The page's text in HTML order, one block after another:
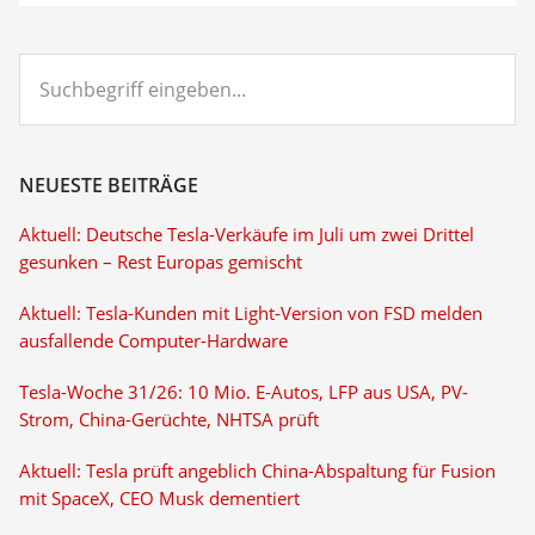
eingeben...
NEUESTE BEITRÄGE
Aktuell: Deutsche Tesla-Verkäufe im Juli um zwei Drittel
gesunken – Rest Europas gemischt
Aktuell: Tesla-Kunden mit Light-Version von FSD melden
ausfallende Computer-Hardware
Tesla-Woche 31/26: 10 Mio. E-Autos, LFP aus USA, PV-
Strom, China-Gerüchte, NHTSA prüft
Aktuell: Tesla prüft angeblich China-Abspaltung für Fusion
mit SpaceX, CEO Musk dementiert